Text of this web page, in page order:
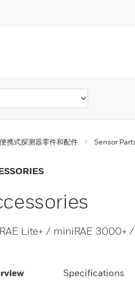
便携式探测器零件和配件 Sensor
Lite+ / miniRAE 3000+
Specifications